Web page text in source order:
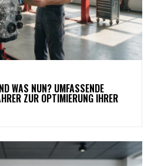
WAS NUN? UMFASSENDE
ZUR OPTIMIERUNG IHRER